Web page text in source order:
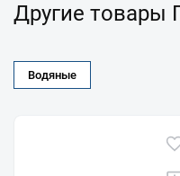
Другие товары
Водяные